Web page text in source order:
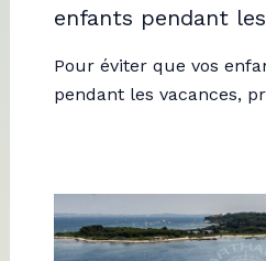
enfants pendant
Pour éviter que vos
pendant les vacances,